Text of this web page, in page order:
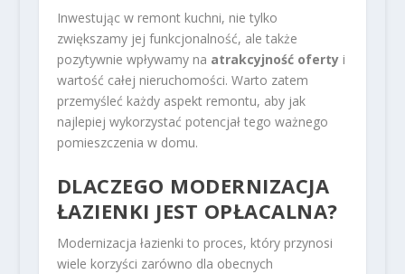
Inwestując w remont kuchni, nie tylko
zwiększamy jej funkcjonalność, ale także
pozytywnie wpływamy na atrakcyjność ofertyi
wartość całej nieruchomości. Warto zatem
przemyśleć każdy aspekt remontu, aby jak
najlepiej wykorzystać potencjał tego ważnego
pomieszczenia w domu.
DLACZEGO MODERNIZACJA
ŁAZIENKI JEST OPŁACALNA?
Modernizacja łazienki to proces, który przynosi
wiele korzyści zarówno dla obecnych